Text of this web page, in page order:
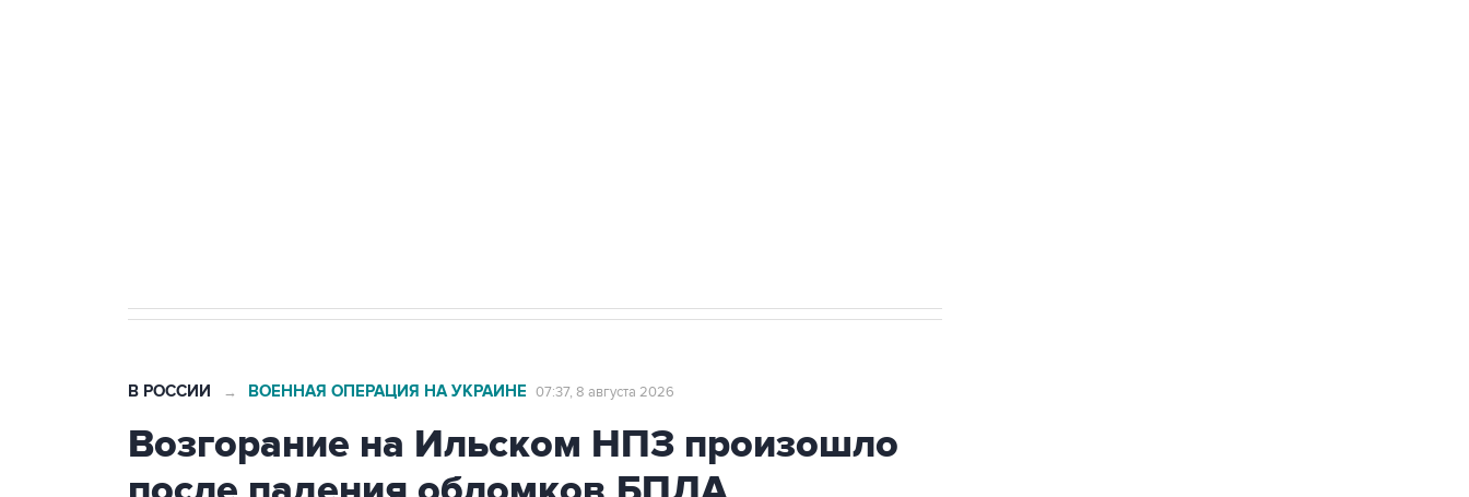
В РОССИИ → ВОЕННАЯ ОПЕРАЦИЯ НА УКРАИНЕ 07:37, 8 августа 2026
Возгорание на Ильском НПЗ произошло